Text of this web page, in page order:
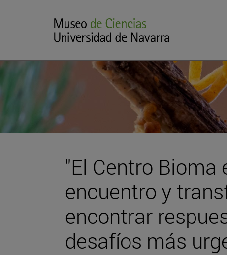
"El Centro Bioma
encuentro y
encontrar
desafíos más